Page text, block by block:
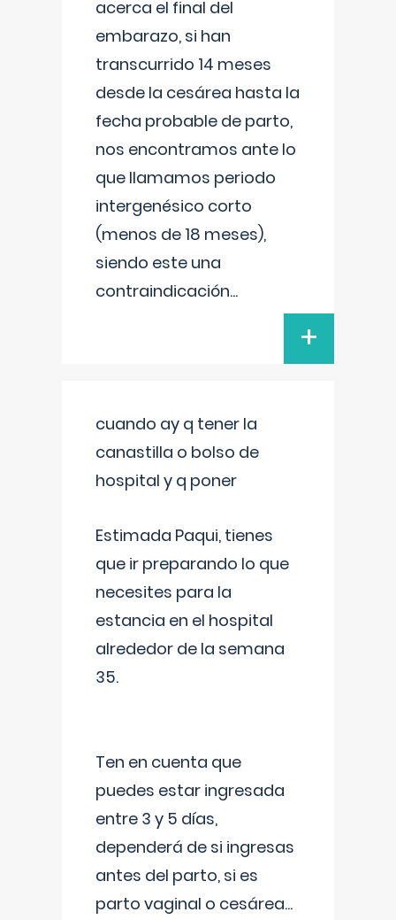
acerca el final del
embarazo, si han
transcurrido 14 meses
desde la cesárea hasta la
fecha probable de parto,
nos encontramos ante lo
que llamamos periodo
intergenésico corto
(menos de 18 meses),
siendo este una
contraindicación...
+
cuando ay q tener la
canastilla o bolso de
hospital y q poner
Estimada Paqui, tienes
que ir preparando lo que
necesites para la
estancia en el hospital
alrededor de la semana
35.
Ten en cuenta que
puedes estar ingresada
entre 3 y 5 días,
dependerá de si ingresas
antes del parto, si es
parto vaginal o cesárea...